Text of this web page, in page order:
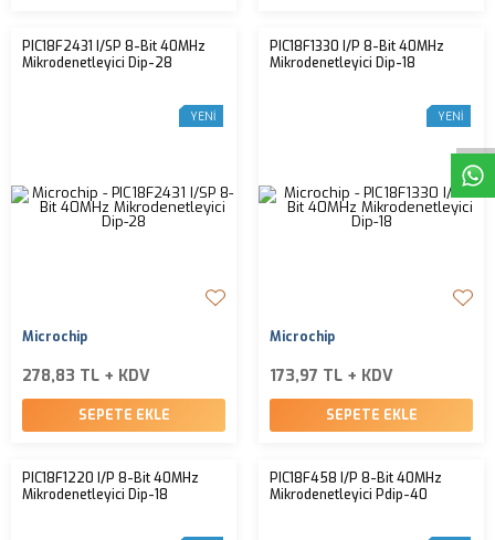
W
h
t
s
a
p
p
D
e
s
e
H
a
t
t
PIC18F2431 I/SP 8-Bit 40MHz
Mikrodenetleyici Dip-28
YENI
Microchip
278,83 TL + KDV
SEPETE EKLE
PIC18F1330 I/P 8-Bit 40MHz
Mikrodenetleyici Dip-18
YENI
Microchip
173,97 TL + KDV
SEPETE EKLE
PIC18F1220 I/P 8-Bit 40MHz
Mikrodenetleyici Dip-18
PIC18F458 I/P 8-Bit 40MHz
Mikrodenetleyici Pdip-40